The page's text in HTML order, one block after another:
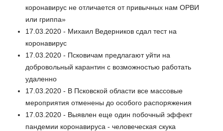
коронавирус не отличается от привычных нам ОРВИ
или гриппа»
17.03.2020 - Михаил Ведерников сдал тест на
коронавирус
17.03.2020 - Псковичам предлагают уйти на
добровольный карантин с возможностью работать
удаленно
17.03.2020 - В Псковской области все массовые
мероприятия отменены до особого распоряжения
17.03.2020 - Выявлен еще один побочный эффект
пандемии коронавируса - человеческая скука